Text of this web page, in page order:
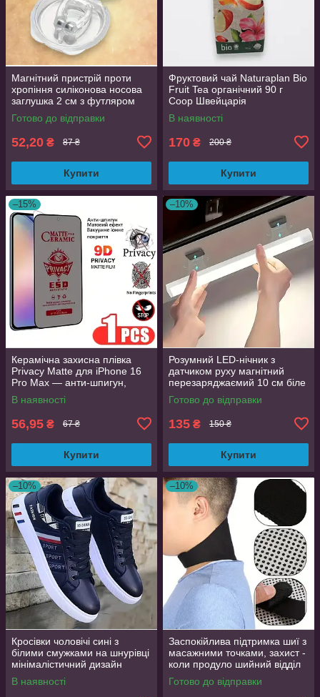
Магнітний пристрій проти
хропіння силіконова носова
заглушка 2 см з футляром
Готово до відправки
52,20 ₴ 87 ₴
Купити
Фруктовий чай Naturaplan Bio
Fruit Tea органічний 90 г
Coop Швейцарія
В наявності
170 ₴ 200 ₴
Купити
–15%
Керамічна захисна плівка
Privacy Matte для iPhone 16
Pro Max — анти-шпигун,
матова, Full Glue
В наявності
56,95 ₴ 67 ₴
Купити
–10%
Розумний LED-нічник з
датчиком руху магнітний
перезаряджаємий 10 см біле
світло
Готово до відправки
135 ₴ 150 ₴
Купити
–10%
Кросівки чоловічі сині з
білими смужками на шнурівці
мінімалістичний дизайн
розмір 44 (EU 43.5, стелька
27.5 см)
В наявності
–10%
Заспокійлива підтримка шиї з
масажними точками, захист -
коли продуло шийний відділ
хребта
Готово до відправки